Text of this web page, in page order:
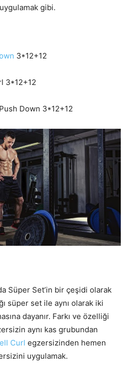
gibi.
3*12+12
3*12+12
Down 3*12+12
Süper Set’in bir çeşidi olarak
süper set ile aynı olarak iki
dayanır. Farkı ve özelliği
aynı kas grubundan
Curl egzersizinden hemen
uygulamak.